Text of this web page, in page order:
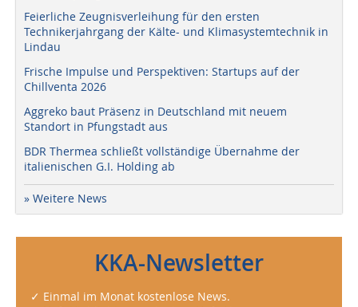
Feierliche Zeugnisverleihung für den ersten
Technikerjahrgang der Kälte- und Klimasystemtechnik in
Lindau
Frische Impulse und Perspektiven: Startups auf der
Chillventa 2026
Aggreko baut Präsenz in Deutschland mit neuem
Standort in Pfungstadt aus
BDR Thermea schließt vollständige Übernahme der
italienischen G.I. Holding ab
» Weitere News
KKA-Newsletter
✓ Einmal im Monat kostenlose News.